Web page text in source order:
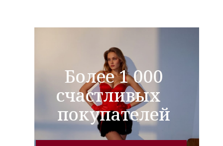
Более 1 000
счастливых
покупателей